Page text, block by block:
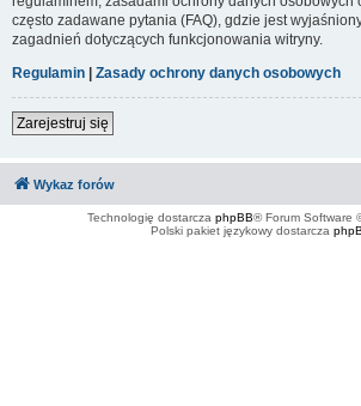
często zadawane pytania (FAQ), gdzie jest
zagadnień dotyczących funkcjonowania witryny.
Regulamin | Zasady ochrony danych osobowych
Zarejestruj się
Wykaz forów
Technologię dostarcza phpBB® Forum Software
Polski pakiet językowy dostarcza